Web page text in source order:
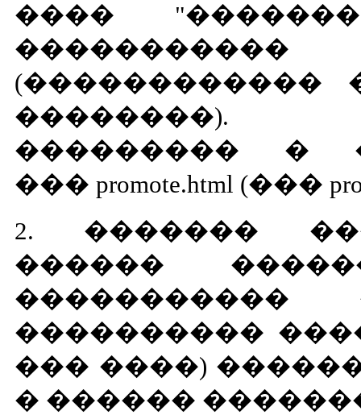
����
(������������
��������).
��������� �
��� promote.html (���
2. �������
������
����������
��� ����)
� ������